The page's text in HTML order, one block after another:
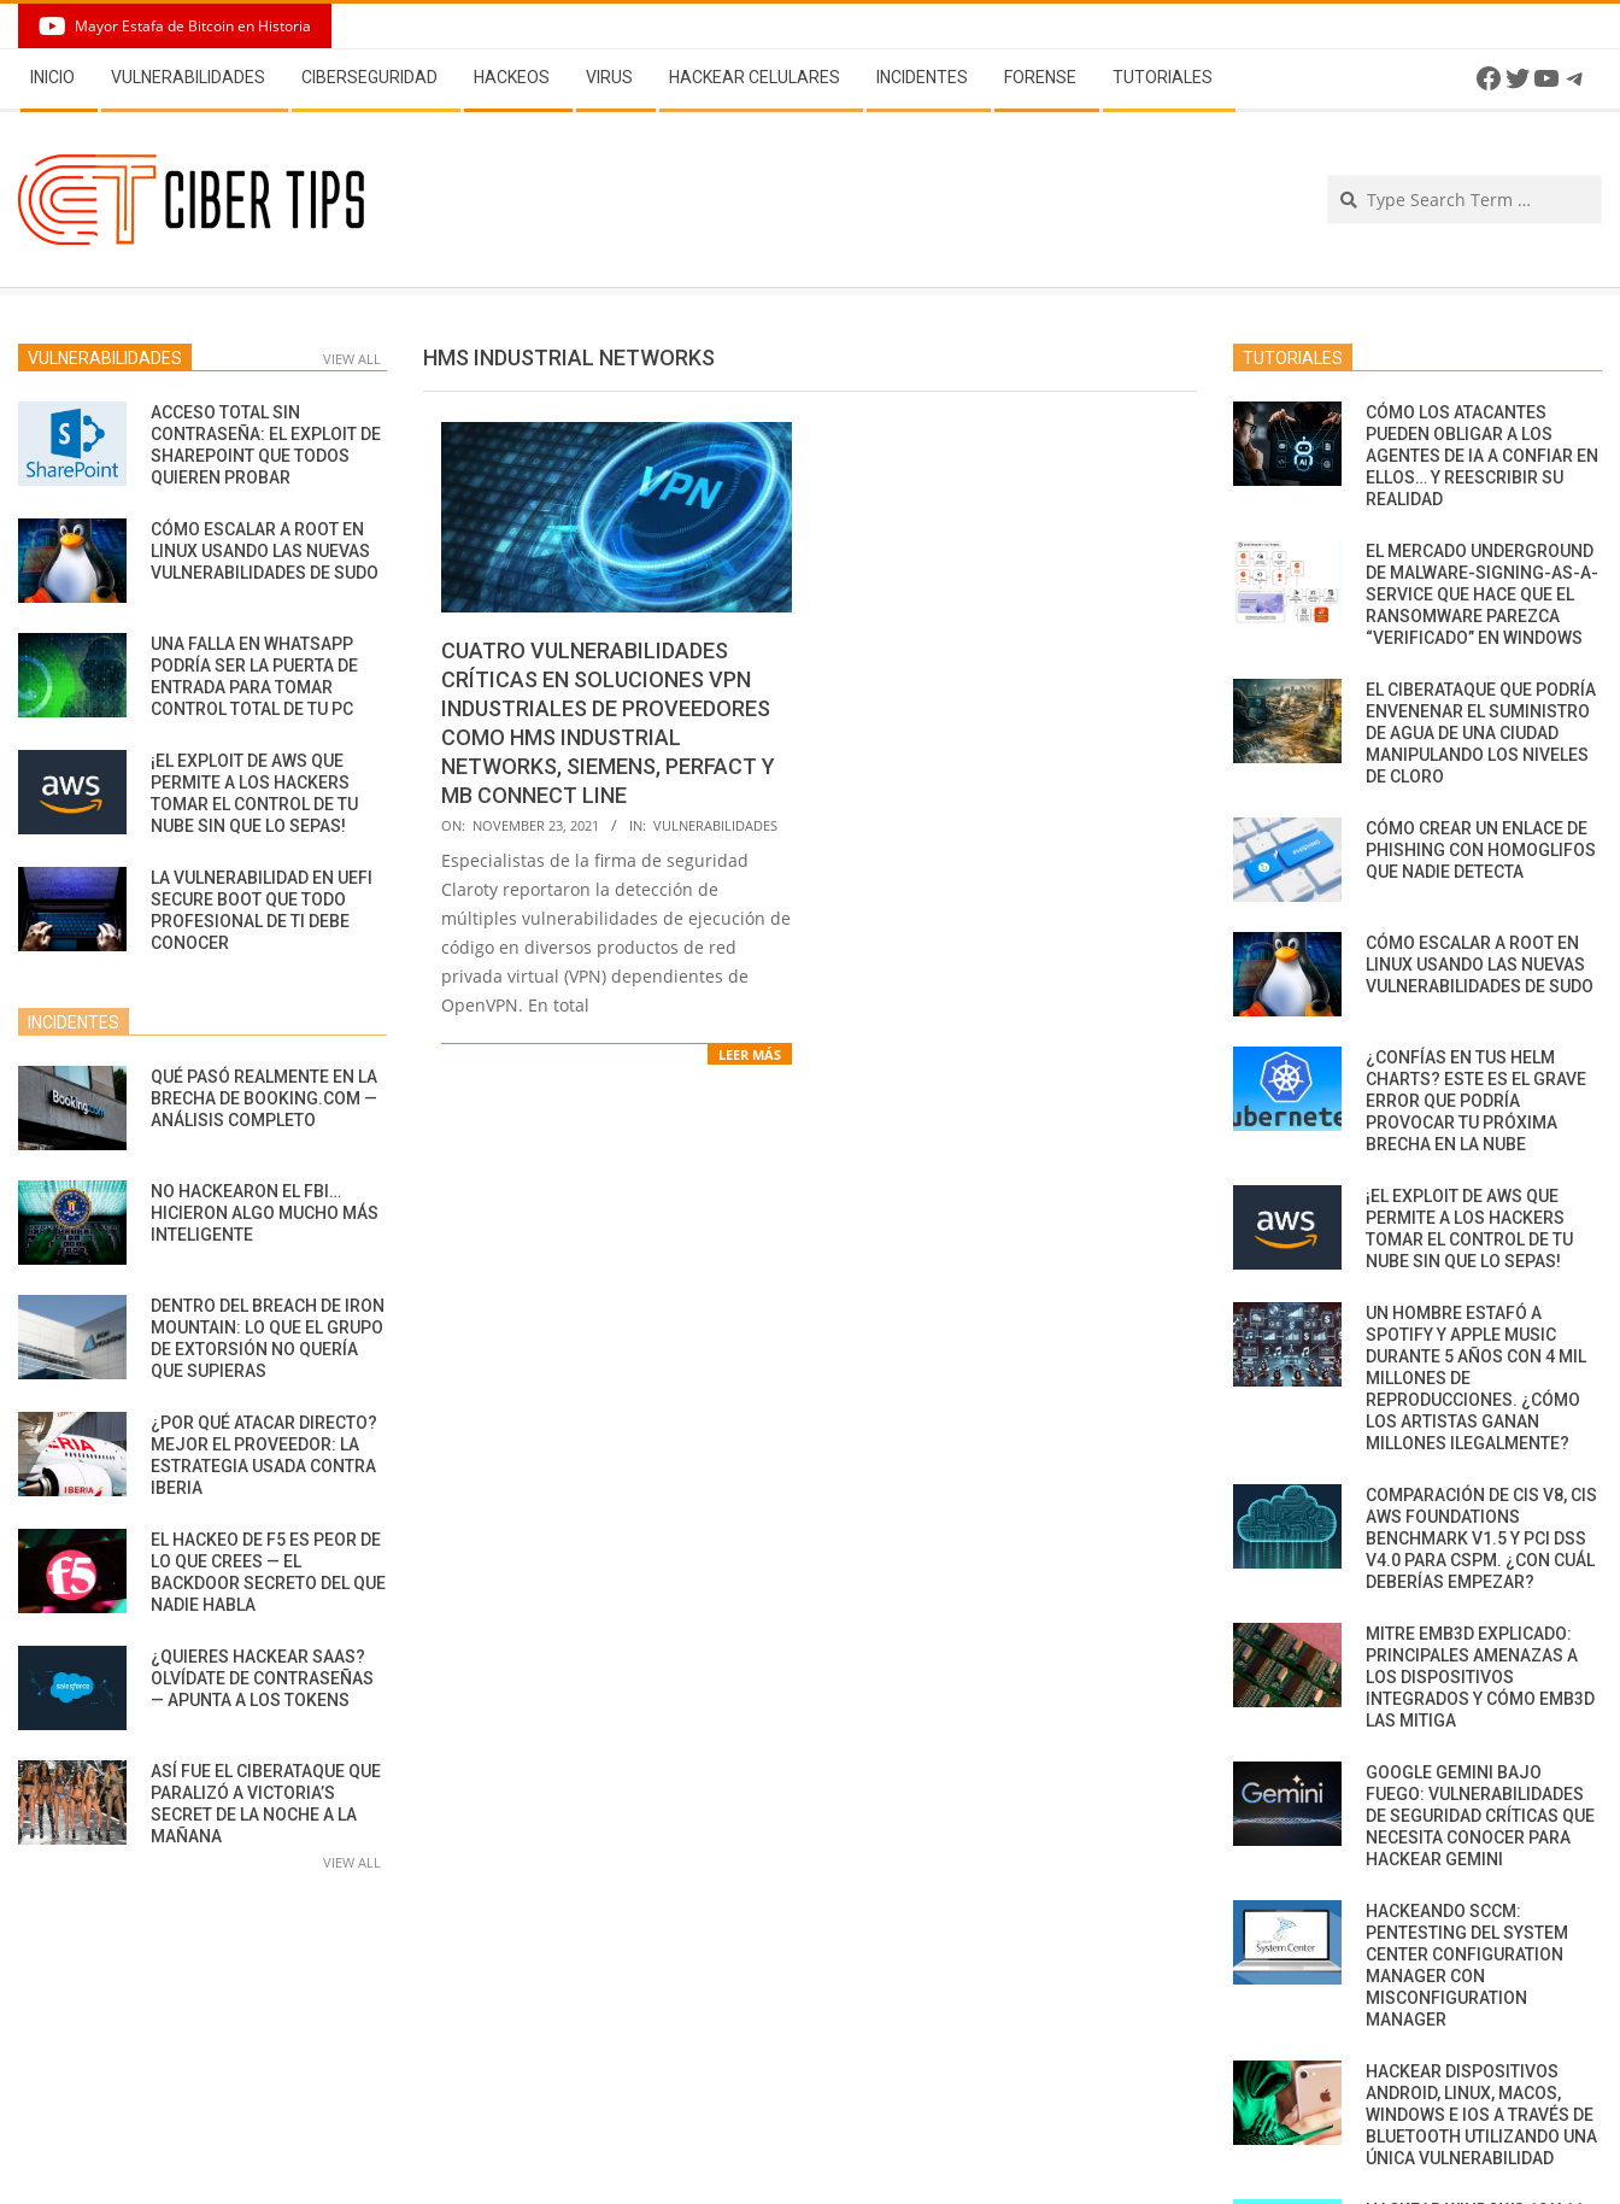
content
Mayor Estafa de Bitcoin en Historia
Navigation
Menu
INICIO VULNERABILIDADES CIBERSEGURIDAD HACKEOS VIRUS HACKEAR CELULARES INCIDENTES FORENSE TUTORIALES Facebook
Twitter
HMS INDUSTRIAL NETWORKS
CUATRO VULNERABILIDADES
CRÍTICAS EN SOLUCIONES VPN
INDUSTRIALES DE PROVEEDORES
COMO HMS INDUSTRIAL
NETWORKS, SIEMENS, PERFACT Y
MB CONNECT LINE
2021-
11-
23
ON: NOVEMBER 23, 2021 IN: VULNERABILIDADES
Especialistas de la firma de seguridad
Claroty reportaron la detección de
múltiples vulnerabilidades de ejecución de
código en diversos productos de red
privada virtual (VPN) dependientes de
OpenVPN. En total
LEER MÁS
VULNERABILIDADES VIEW ALL
ACCESO TOTAL SIN
CONTRASEÑA: EL EXPLOIT DE
SHAREPOINT QUE TODOS
QUIEREN PROBAR
CÓMO ESCALAR A ROOT EN
LINUX USANDO LAS NUEVAS
VULNERABILIDADES DE SUDO
UNA FALLA EN WHATSAPP
PODRÍA SER LA PUERTA DE
ENTRADA PARA TOMAR
CONTROL TOTAL DE TU PC
¡EL EXPLOIT DE AWS QUE
PERMITE A LOS HACKERS
TOMAR EL CONTROL DE TU
NUBE SIN QUE LO SEPAS!
LA VULNERABILIDAD EN UEFI
SECURE BOOT QUE TODO
PROFESIONAL DE TI DEBE
CONOCER
INCIDENTES
QUÉ PASÓ REALMENTE EN LA
BRECHA DE BOOKING.COM —
ANÁLISIS COMPLETO
NO HACKEARON EL FBI…
HICIERON ALGO MUCHO MÁS
INTELIGENTE
DENTRO DEL BREACH DE IRON
MOUNTAIN: LO QUE EL GRUPO
DE EXTORSIÓN NO QUERÍA
QUE SUPIERAS
¿POR QUÉ ATACAR DIRECTO?
MEJOR EL PROVEEDOR: LA
ESTRATEGIA USADA CONTRA
IBERIA
EL HACKEO DE F5 ES PEOR DE
LO QUE CREES — EL
BACKDOOR SECRETO DEL QUE
NADIE HABLA
¿QUIERES HACKEAR SAAS?
OLVÍDATE DE CONTRASEÑAS
— APUNTA A LOS TOKENS
ASÍ FUE EL CIBERATAQUE QUE
PARALIZÓ A VICTORIA’S
SECRET DE LA NOCHE A LA
MAÑANA
VIEW ALL
TUTORIALES
CÓMO LOS ATACANTES
PUEDEN OBLIGAR A LOS
AGENTES DE IA A CONFIAR EN
ELLOS… Y REESCRIBIR SU
REALIDAD
EL MERCADO UNDERGROUND
DE MALWARE-SIGNING-AS-A-
SERVICE QUE HACE QUE EL
RANSOMWARE PAREZCA
“VERIFICADO” EN WINDOWS
EL CIBERATAQUE QUE PODRÍA
ENVENENAR EL SUMINISTRO
DE AGUA DE UNA CIUDAD
MANIPULANDO LOS NIVELES
DE CLORO
CÓMO CREAR UN ENLACE DE
PHISHING CON HOMOGLIFOS
QUE NADIE DETECTA
CÓMO ESCALAR A ROOT EN
LINUX USANDO LAS NUEVAS
VULNERABILIDADES DE SUDO
¿CONFÍAS EN TUS HELM
CHARTS? ESTE ES EL GRAVE
ERROR QUE PODRÍA
PROVOCAR TU PRÓXIMA
BRECHA EN LA NUBE
¡EL EXPLOIT DE AWS QUE
PERMITE A LOS HACKERS
TOMAR EL CONTROL DE TU
NUBE SIN QUE LO SEPAS!
UN HOMBRE ESTAFÓ A
SPOTIFY Y APPLE MUSIC
DURANTE 5 AÑOS CON 4 MIL
MILLONES DE
REPRODUCCIONES. ¿CÓMO
LOS ARTISTAS GANAN
MILLONES ILEGALMENTE?
COMPARACIÓN DE CIS V8, CIS
AWS FOUNDATIONS
BENCHMARK V1.5 Y PCI DSS
V4.0 PARA CSPM. ¿CON CUÁL
DEBERÍAS EMPEZAR?
MITRE EMB3D EXPLICADO:
PRINCIPALES AMENAZAS A
LOS DISPOSITIVOS
INTEGRADOS Y CÓMO EMB3D
LAS MITIGA
GOOGLE GEMINI BAJO
FUEGO: VULNERABILIDADES
DE SEGURIDAD CRÍTICAS QUE
NECESITA CONOCER PARA
HACKEAR GEMINI
HACKEANDO SCCM:
PENTESTING DEL SYSTEM
CENTER CONFIGURATION
MANAGER CON
MISCONFIGURATION
MANAGER
HACKEAR DISPOSITIVOS
ANDROID, LINUX, MACOS,
WINDOWS E IOS A TRAVÉS DE
BLUETOOTH UTILIZANDO UNA
ÚNICA VULNERABILIDAD